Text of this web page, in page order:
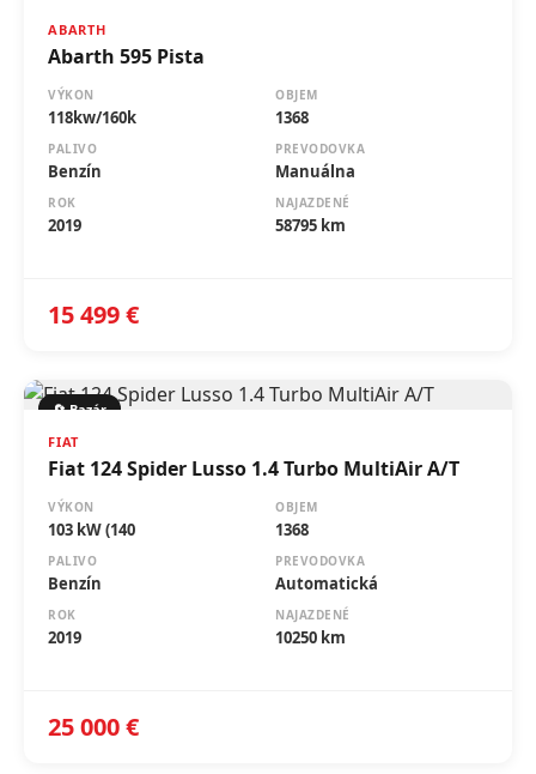
ABARTH
Abarth 595 Pista
VÝKON
118kw/160k
OBJEM
1368
PALIVO
Benzín
PREVODOVKA
Manuálna
ROK
2019
NAJAZDENÉ
58795 km
15 499 €
🔄 Bazár
FIAT
Fiat 124 Spider Lusso 1.4 Turbo MultiAir A/T
VÝKON
103 kW (140
OBJEM
1368
PALIVO
Benzín
PREVODOVKA
Automatická
ROK
2019
NAJAZDENÉ
10250 km
25 000 €